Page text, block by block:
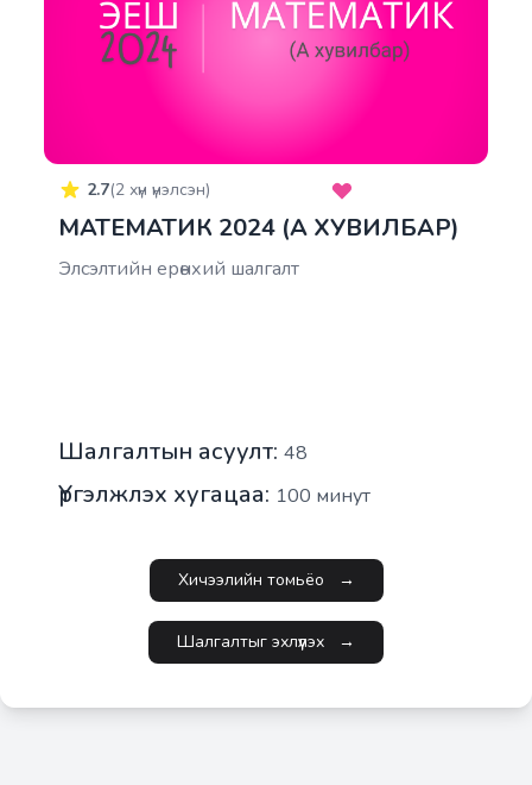
2.7(2 хүн үнэлсэн)
МАТЕМАТИК 2024 (A ХУВИЛБАР)
Элсэлтийн ерөнхий шалгалт
Шалгалтын асуулт: 48
Үргэлжлэх хугацаа: 100 минут
Хичээлийн томьёо →
Шалгалтыг эхлүүлэх →